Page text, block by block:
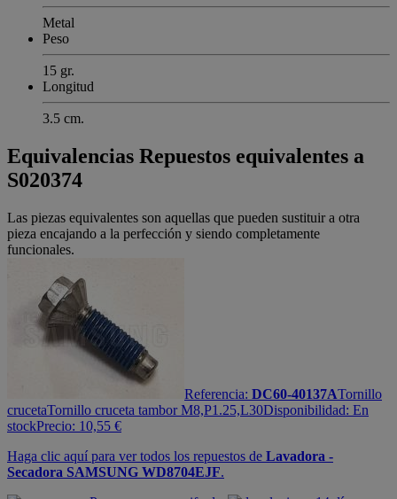
Metal
Peso
15 gr.
Longitud
3.5 cm.
Equivalencias Repuestos equivalentes a
S020374
Las piezas equivalentes son aquellas que pueden sustituir a otra
pieza encajando a la perfección y siendo completamente
funcionales.
Referencia: DC60-40137ATornillo
crucetaTornillo cruceta tambor M8,P1.25,L30Disponibilidad: En
stockPrecio: 10,55 €
Haga clic aquí para ver todos los repuestos de Lavadora -
Secadora SAMSUNG WD8704EJF.